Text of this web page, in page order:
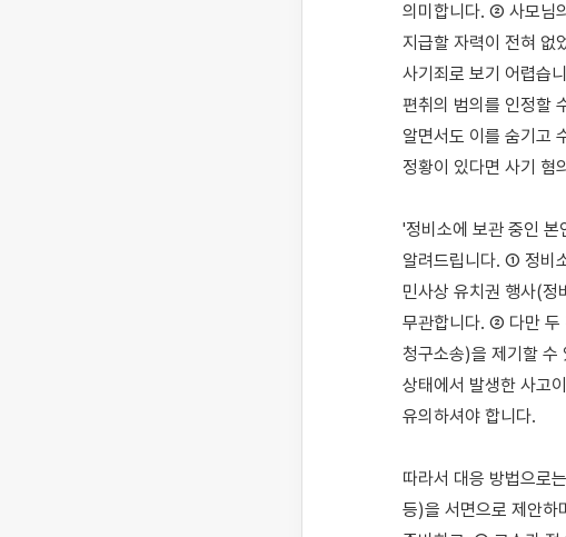
의미합니다. ② 사모님
지급할 자력이 전혀 없
사기죄로 보기 어렵습
편취의 범의를 인정할
알면서도 이를 숨기고
정황이 있다면 사기 혐
'정비소에 보관 중인 본
알려드립니다. ① 정비
민사상 유치권 행사(정
무관합니다. ② 다만 두
청구소송)을 제기할 수
상태에서 발생한 사고
유의하셔야 합니다.
따라서 대응 방법으로
등)을 서면으로 제안